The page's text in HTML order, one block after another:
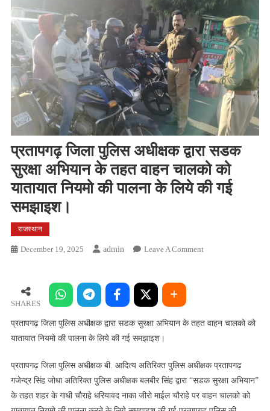
प्रतापगढ़ जिला पुलिस अधीक्षक द्वारा सडक
सुरक्षा अभियान के तहत वाहन चालको को
यातायात नियमो की पालना के लिये की गई
समझाइश।
राजस्थान
December 19, 2025 Admin Leave A CommentOn
तहत
वाहन
SHARES
प्रतापगढ़ जिला पुलिस अधीक्षक द्वारा सडक सुरक्षा अभियान के तहत वाहन चालको को
यातायात नियमो की पालना के लिये की गई समझाइश।
प्रतापगढ़ जिला पुलिस अधीक्षक बी. आदित्य अतिरिक्त पुलिस अधीक्षक प्रतापगढ़
गजेन्द्र सिंह जोधा अतिरिक्त पुलिस अधीक्षक बलबीर सिंह द्वारा “सडक सुरक्षा अभियान”
के तहत शहर के गाधी चौराहे धरियावद नाका जीरो माईल चौराहे पर वाहन चालको को